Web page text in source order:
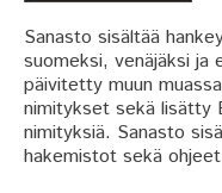
Sanasto sisältää
suomeksi, venäjäksi ja
päivitetty muun
nimitykset sekä lisätty
nimityksiä. Sanasto
hakemistot sekä